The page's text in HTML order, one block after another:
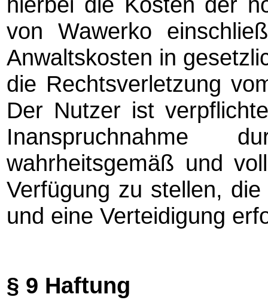
von Wawerko
Anwaltskosten in
die Rechtsverletzung
Der Nutzer ist
Inanspruchnahme
wahrheitsgemäß und
Verfügung zu stellen,
und eine Verteidigung
§ 9 Haftung